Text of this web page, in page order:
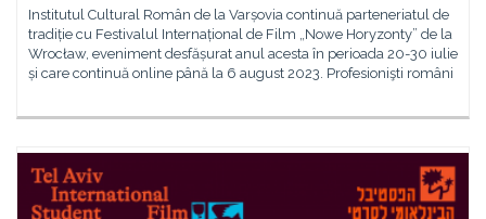
Institutul Cultural Român de la Varșovia continuă parteneriatul de
tradiție cu Festivalul Internațional de Film „Nowe Horyzonty” de la
Wrocław, eveniment desfășurat anul acesta în perioada 20-30 iulie
și care continuă online până la 6 august 2023. Profesionişti români